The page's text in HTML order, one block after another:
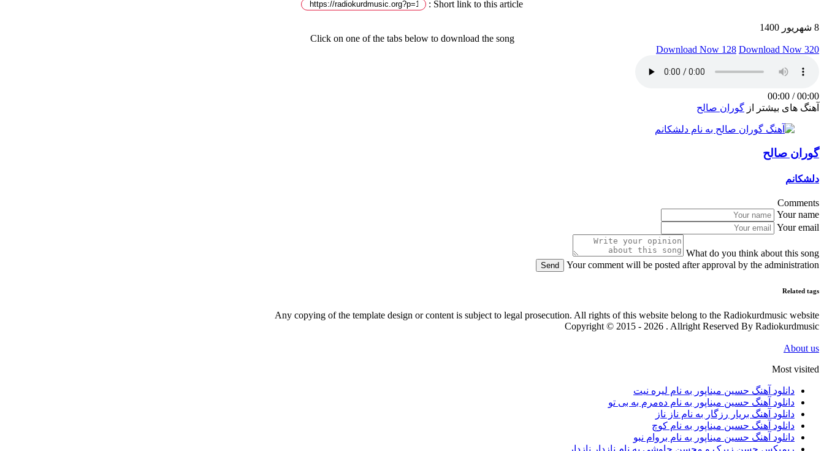
Short link to this article :
8 شهریور 1400
Click on one of the tabs below to download the song
Download Now 128 Download Now 320
00:00
/
00:00
آهنگ های بیشتر از گوران صالح
گوران صالح
دلشکانم
Comments
Your name
Your email
What do you think about this song
Your comment will be posted after approval by the administration
Send
Related tags
Any copying of the template design or content is subject to legal prosecution. All rights of this website belong to the Radiokurdmusic website
Copyright © 2015 - 2026 . Allright Reserved By Radiokurdmusic
About us
Most visited
دانلود آهنگ حسین میناپور به نام لیره نیت
دانلود آهنگ حسین میناپور به نام دەمرم بە بی تو
دانلود آهنگ بریار رزگار به نام ناز ناز
دانلود آهنگ حسین میناپور به نام کوچ
دانلود آهنگ حسین میناپور به نام بروام نبو
ریمیکس حسن زیرک و محسن چاوشی به نام نازدار نازدار